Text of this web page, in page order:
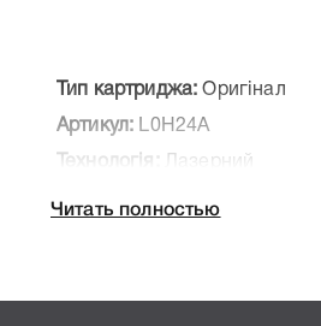
Тип картриджа: Оригінал
Артикул: L0H24A
Технологія: Лазерний
Производитель:
Читать полностью